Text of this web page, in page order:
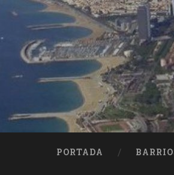
contenido
Buscar
PORTADA